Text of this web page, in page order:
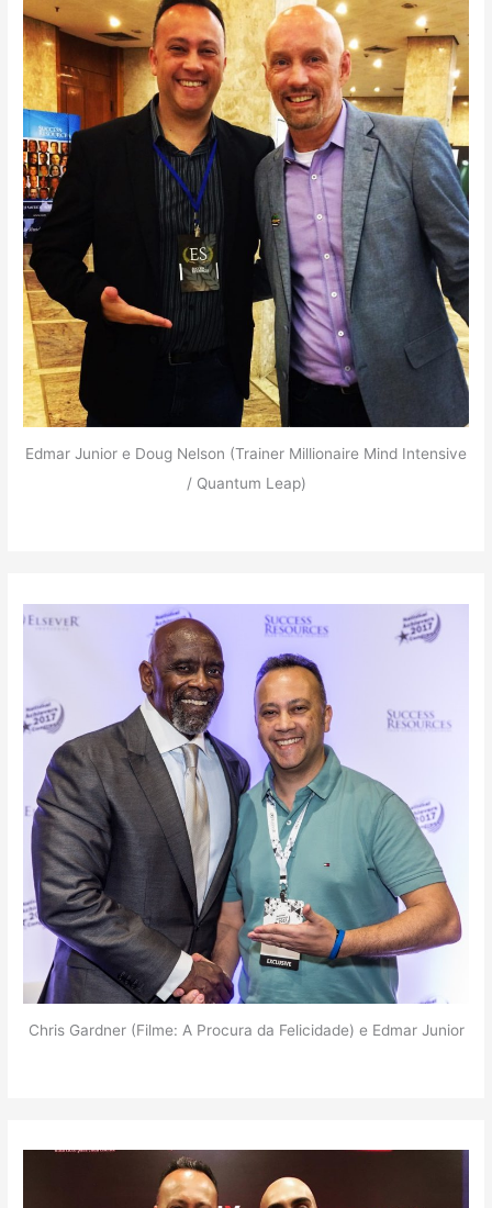
Edmar Junior e Doug Nelson (Trainer Millionaire Mind Intensive
/ Quantum Leap)
Chris Gardner (Filme: A Procura da Felicidade) e Edmar Junior